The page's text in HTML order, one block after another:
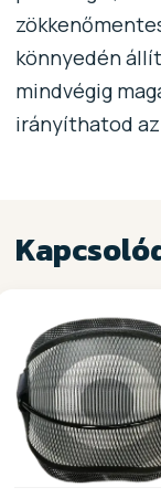
könnyedén
mindvégig
irányíthatod